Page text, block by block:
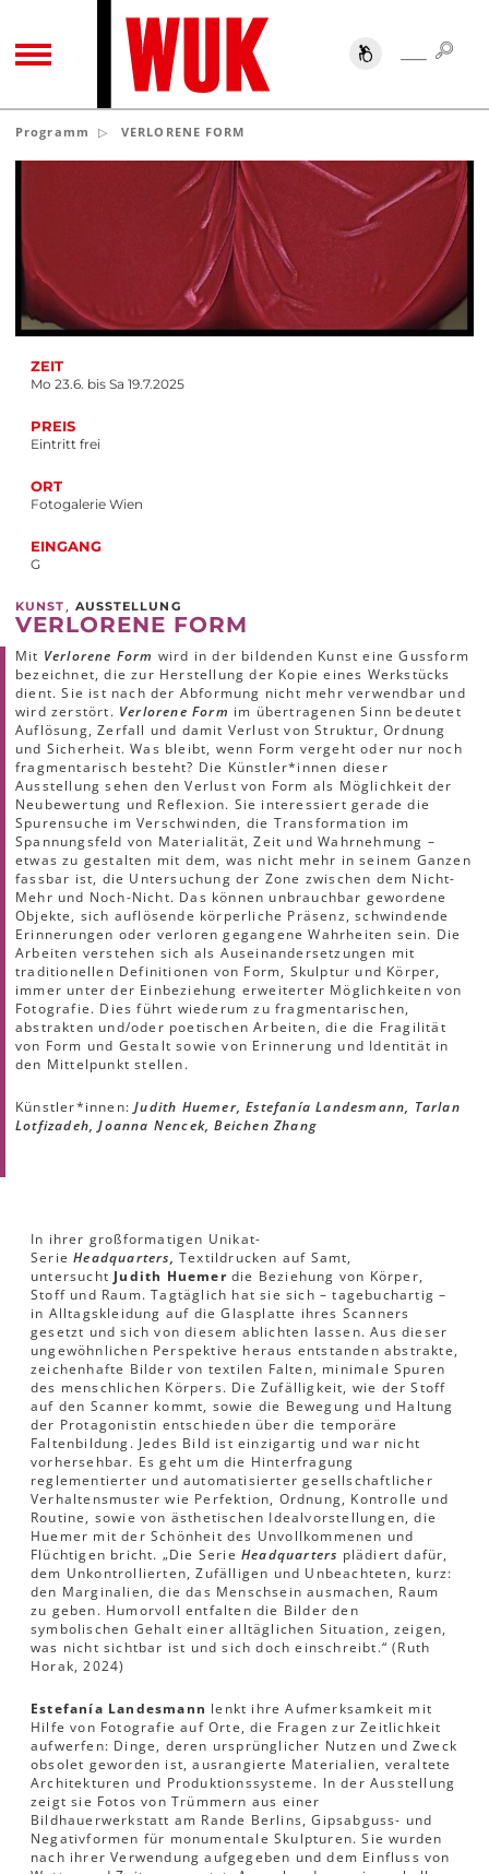
TOGGLE NAVIGATION SUCHE
Programm VERLORENE FORM
ZEIT
Mo 23.6. bis Sa 19.7.2025
PREIS
Eintritt frei
ORT
Fotogalerie Wien
EINGANG
G
KUNST , AUSSTELLUNG
VERLORENE FORM
Mit Verlorene Form wird in der bildenden Kunst eine Gussform
bezeichnet, die zur Herstellung der Kopie eines Werkstücks
dient. Sie ist nach der Abformung nicht mehr verwendbar und
wird zerstört. Verlorene Form im übertragenen Sinn bedeutet
Auflösung, Zerfall und damit Verlust von Struktur, Ordnung
und Sicherheit. Was bleibt, wenn Form vergeht oder nur noch
fragmentarisch besteht? Die Künstler*innen dieser
Ausstellung sehen den Verlust von Form als Möglichkeit der
Neubewertung und Reflexion. Sie interessiert gerade die
Spurensuche im Verschwinden, die Transformation im
Spannungsfeld von Materialität, Zeit und Wahrnehmung –
etwas zu gestalten mit dem, was nicht mehr in seinem Ganzen
fassbar ist, die Untersuchung der Zone zwischen dem Nicht-
Mehr und Noch-Nicht. Das können unbrauchbar gewordene
Objekte, sich auflösende körperliche Präsenz, schwindende
Erinnerungen oder verloren gegangene Wahrheiten sein. Die
Arbeiten verstehen sich als Auseinandersetzungen mit
traditionellen Definitionen von Form, Skulptur und Körper,
immer unter der Einbeziehung erweiterter Möglichkeiten von
Fotografie. Dies führt wiederum zu fragmentarischen,
abstrakten und/oder poetischen Arbeiten, die die Fragilität
von Form und Gestalt sowie von Erinnerung und Identität in
den Mittelpunkt stellen.
Künstler*innen:Judith Huemer, Estefanía Landesmann, Tarlan
Lotfizadeh, Joanna Nencek, Beichen Zhang
In ihrer großformatigen Unikat-
SerieHeadquarters, Textildrucken auf Samt,
untersucht Judith Huemerdie Beziehung von Körper,
Stoff und Raum. Tagtäglich hat sie sich – tagebuchartig –
in Alltagskleidung auf die Glasplatte ihres Scanners
gesetzt und sich von diesem ablichten lassen. Aus dieser
ungewöhnlichen Perspektive heraus entstanden abstrakte,
zeichenhafte Bilder von textilen Falten, minimale Spuren
des menschlichen Körpers. Die Zufälligkeit, wie der Stoff
auf den Scanner kommt, sowie die Bewegung und Haltung
der Protagonistin entschieden über die temporäre
Faltenbildung. Jedes Bild ist einzigartig und war nicht
vorhersehbar. Es geht um die Hinterfragung
reglementierter und automatisierter gesellschaftlicher
Verhaltensmuster wie Perfektion, Ordnung, Kontrolle und
Routine, sowie von ästhetischen Idealvorstellungen, die
Huemer mit der Schönheit des Unvollkommenen und
Flüchtigen bricht. „Die Serie Headquarters plädiert dafür,
dem Unkontrollierten, Zufälligen und Unbeachteten, kurz:
den Marginalien, die das Menschsein ausmachen, Raum
zu geben. Humorvoll entfalten die Bilder den
symbolischen Gehalt einer alltäglichen Situation, zeigen,
was nicht sichtbar ist und sich doch einschreibt.“ (Ruth
Horak, 2024)
Estefanía Landesmann lenkt ihre Aufmerksamkeit mit
Hilfe von Fotografie auf Orte, die Fragen zur Zeitlichkeit
aufwerfen: Dinge, deren ursprünglicher Nutzen und Zweck
obsolet geworden ist, ausrangierte Materialien, veraltete
Architekturen und Produktionssysteme. In der Ausstellung
zeigt sie Fotos von Trümmern aus einer
Bildhauerwerkstatt am Rande Berlins, Gipsabguss- und
Negativformen für monumentale Skulpturen. Sie wurden
nach ihrer Verwendung aufgegeben und dem Einfluss von